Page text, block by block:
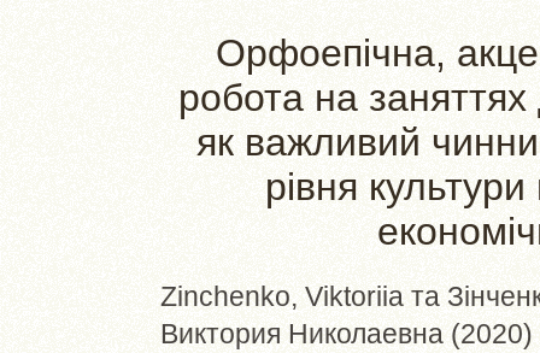
Орфоепічна,
робота на заняттях
як важливий
рівня
Zinchenko, Viktoriia та
Виктория Николаевна (2020)